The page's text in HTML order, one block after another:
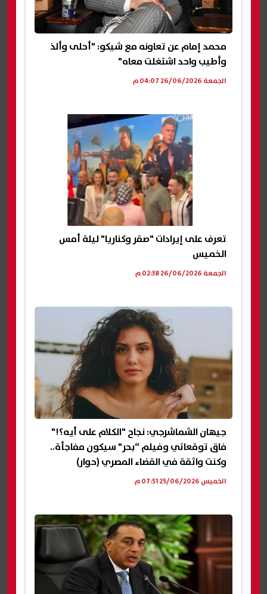
محمد إمام عن تعاونه مع شيكو: "أحلى وألذ
وأطيب واحد اشتغلت معاه"
الجمعة 26/06/2026 04:07 م
تعرف على إيرادات "صقر وكناريا" ليلة أمس
الخميس
الجمعة 26/06/2026 02:38 م
جيهان الشماشرجي: نجاح "الكلام على أيه؟!"
فاق توقعاتي وفيلم “بحر" سيكون مفاجأة..
وكنت واثقة في القضاء المصري (حوار)
الخميس 25/06/2026 07:51 م